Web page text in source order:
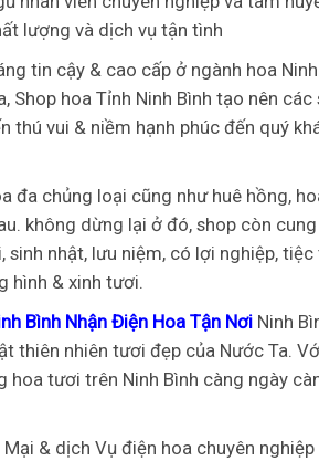
lượng và dịch vụ tận tình
tin cậy & cao cấp ở ngành hoa
hoa Tỉnh Ninh Bình tạo nên các
vui & niềm hạnh phúc đến quý
đa chủng loại cũng như huê hồng,
không dừng lại ở đó, shop còn
nhật, lưu niệm, có lợi nghiệp,
hình & xinh tươi.
Bình Nhận Điện Hoa Tận Nơi Ninh
thiên nhiên tươi đẹp của Nước Ta.
tươi trên Ninh Bình càng ngày
& dịch Vụ điện hoa chuyên nghiệp